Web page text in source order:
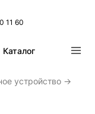
11 60
Каталог
устройство →